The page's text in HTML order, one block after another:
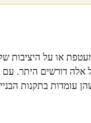
או על היציבות
אלה דורשים היתר.
עומדות בתקנות